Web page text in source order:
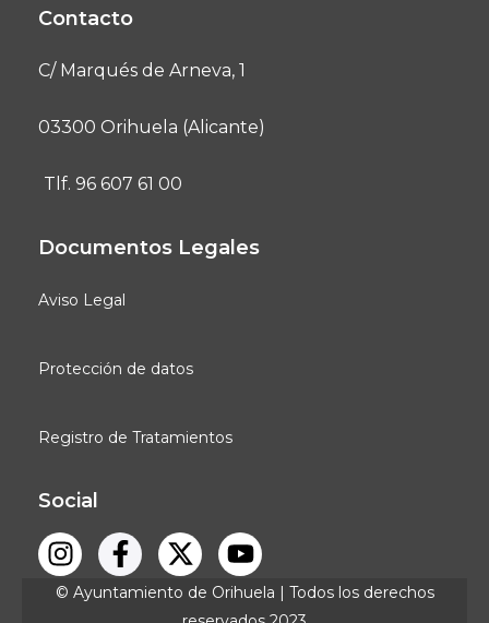
Contacto
C/ Marqués de Arneva, 1
03300 Orihuela (Alicante)
Tlf. 96 607 61 00
Documentos Legales
Aviso Legal
Protección de datos
Registro de Tratamientos
Social
© Ayuntamiento de Orihuela | Todos los derechos